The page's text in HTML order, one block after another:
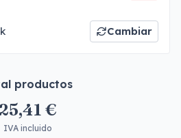
Cambiar
productos
25,41 €
IVA incluido